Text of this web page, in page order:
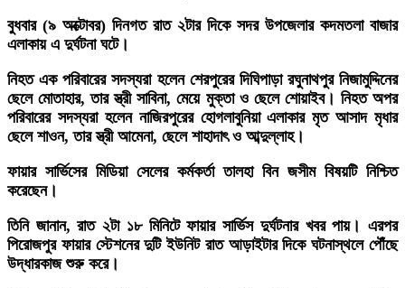
বুধবার (৯ অক্টোবর) দিনগত রাত ২টার দিকে সদর উপজেলার কদমতলা বাজার
এলাকায় এ দুর্ঘটনা ঘটে।
নিহত এক পরিবারের সদস্যরা হলেন শেরপুরের দিঘিপাড়া রঘুনাথপুর নিজামুদ্দিনের
ছেলে মোতাহার, তার স্ত্রী সাবিনা, মেয়ে মুক্তা ও ছেলে শোয়াইব। নিহত অপর
পরিবারের সদস্যরা হলেন নাজিরপুরের হোগলাবুনিয়া এলাকার মৃত আসাদ মৃধার
ছেলে শাওন, তার স্ত্রী আমেনা, ছেলে শাহাদাৎ ও আব্দুল্লাহ।
ফায়ার সার্ভিসের মিডিয়া সেলের কর্মকর্তা তালহা বিন জসীম বিষয়টি নিশ্চিত
করেছেন।
তিনি জানান, রাত ২টা ১৮ মিনিটে ফায়ার সার্ভিস দুর্ঘটনার খবর পায়। এরপর
পিরোজপুর ফায়ার স্টেশনের দুটি ইউনিট রাত আড়াইটার দিকে ঘটনাস্থলে পৌঁছে
উদ্ধারকাজ শুরু করে।